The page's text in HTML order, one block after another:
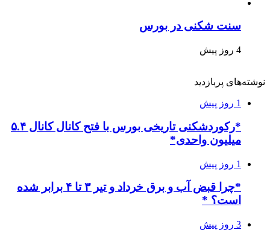
سنت شکنی در بورس
4 روز پیش
نوشته‌های پربازدید
1 روز پیش
*رکوردشکنی تاریخی بورس با فتح کانال کانال ۵.۴
میلیون واحدی*
1 روز پیش
*چرا قبض آب و برق خرداد و تیر ۳ تا ۴ برابر شده
است؟ *
3 روز پیش